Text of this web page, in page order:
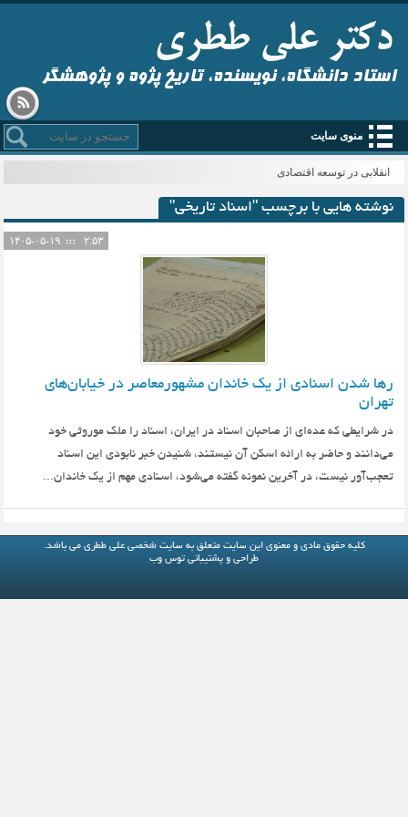
استاد دانشگاه، نویسنده، تاریخ پژوه و پژوهشگر
منوی سایت
انقلابی در توسعه اقتصادی
نوشته هایی با برچسب "اسناد تاریخی"
۲:۵۳
رها شدن اسنادی از یک خاندان مشهورمعاصر در خیابان‌های
تهران
در شرایطی که عده‌ای از صاحبان اسناد در ایران،‌ اسناد را ملک موروثی خود
می‌دانند و حاضر به ارائه اسکن آن نیستند،‌ شنیدن خبر نابودی این اسناد
تعجب‌آور نیست،‌ در آخرین نمونه گفته می‌شود،‌ اسنادی مهم از یک خاندان...
کلیه حقوق مادی و معنوی این سایت متعلق بهسایت شخصی علی ططری می باشد.
طراحی و پشتیبانی توس وب